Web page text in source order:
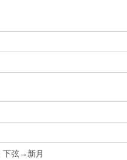
下弦→新月